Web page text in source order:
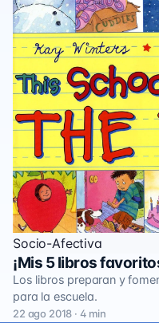
Socio-Afectiva
¡Mis 5 libros
Los libros preparan y
para la escuela.
22 ago 2018 · 4 min